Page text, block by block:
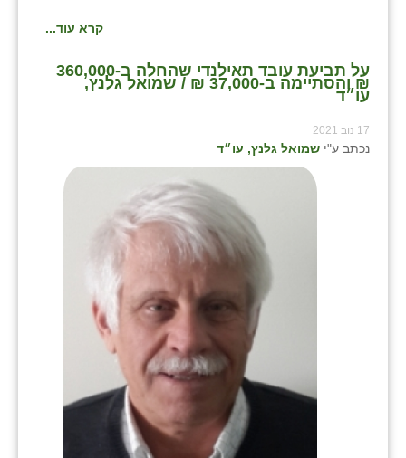
קרא עוד...
על תביעת עובד תאילנדי שהחלה ב-360,000
₪ והסתיימה ב-37,000 ₪ / שמואל גלנץ,
עו״ד
17 נוב 2021
נכתב ע"י שמואל גלנץ, עו״ד